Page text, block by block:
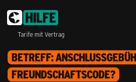
Tarife mit Vertrag
BETREFF:
FREUNDSCHAFTSCODE?